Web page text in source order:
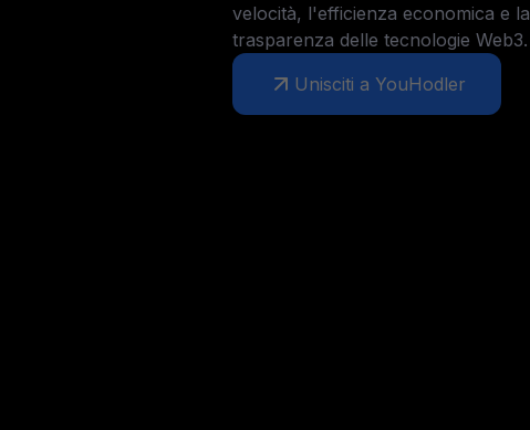
velocità, l'efficienza economica e la
trasparenza delle tecnologie Web3.
Unisciti a YouHodler